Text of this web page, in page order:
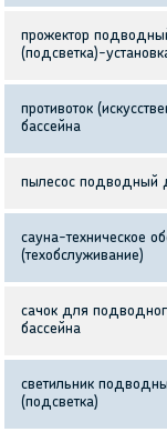
прожектор
(подсветка)-
противоток
бассейна
пылесос подводный
сауна-техническое
(техобслуживание)
сачок для
бассейна
светильник
(подсветка)